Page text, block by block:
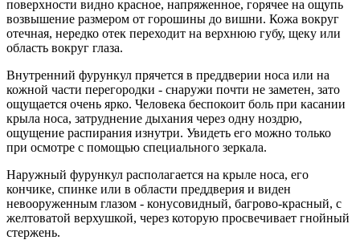
поверхности видно красное, напряженное, горячее на ощупь
возвышение размером от горошины до вишни. Кожа вокруг
отечная, нередко отек переходит на верхнюю губу, щеку или
область вокруг глаза.
Внутренний фурункул прячется в преддверии носа или на
кожной части перегородки - снаружи почти не заметен, зато
ощущается очень ярко. Человека беспокоит боль при касании
крыла носа, затруднение дыхания через одну ноздрю,
ощущение распирания изнутри. Увидеть его можно только
при осмотре с помощью специального зеркала.
Наружный фурункул располагается на крыле носа, его
кончике, спинке или в области преддверия и виден
невооруженным глазом - конусовидный, багрово-красный, с
желтоватой верхушкой, через которую просвечивает гнойный
стержень.